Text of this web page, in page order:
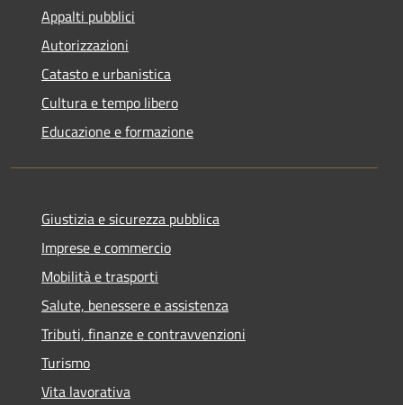
Appalti pubblici
Autorizzazioni
Catasto e urbanistica
Cultura e tempo libero
Educazione e formazione
Giustizia e sicurezza pubblica
Imprese e commercio
Mobilità e trasporti
Salute, benessere e assistenza
Tributi, finanze e contravvenzioni
Turismo
Vita lavorativa